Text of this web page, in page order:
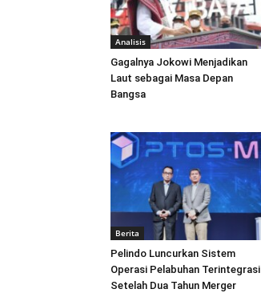
Analisis
Gagalnya Jokowi Menjadikan
Laut sebagai Masa Depan
Bangsa
Berita
Pelindo Luncurkan Sistem
Operasi Pelabuhan Terintegrasi
Setelah Dua Tahun Merger